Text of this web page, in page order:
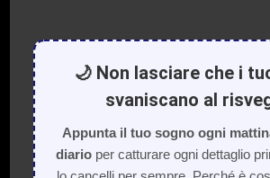
🌙 Non lasciare che i
svaniscano al
Appunta il tuo sogno ogni
diarioper catturare ogni dettaglio